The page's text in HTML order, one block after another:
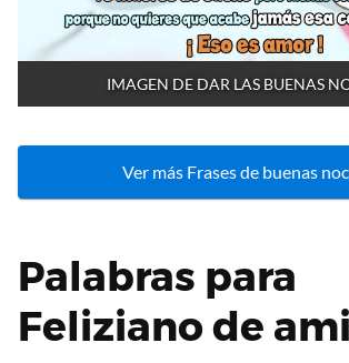
IMAGEN DE DAR LAS BUENAS
Ver más Frases de buenas
Palabras para
Feliziano de